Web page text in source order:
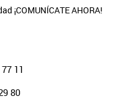
¡COMUNÍCATE AHORA!
11
80